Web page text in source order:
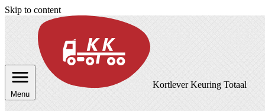
Skip to content
Menu
Kortlever Keuring Totaal